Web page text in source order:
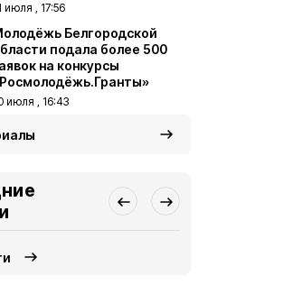
июля , 17:56
Белгородской
подала более 500
на конкурсы
июля , 16:43